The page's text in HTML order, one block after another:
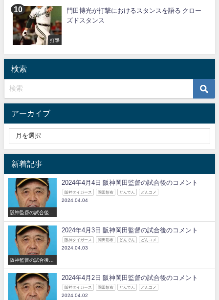
打撃
門田博光が打撃におけるスタンスを語る クロー
ズドスタンス
検索
アーカイブ
新着記事
阪神監督の試合後の
2024年4月4日 阪神岡田監督の試合後のコメント
阪神タイガース 岡田彰布 どんでん どんコメ
2024.04.04
阪神監督の試合後の
2024年4月3日 阪神岡田監督の試合後のコメント
阪神タイガース 岡田彰布 どんでん どんコメ
2024.04.03
2024年4月2日 阪神岡田監督の試合後のコメント
阪神タイガース 岡田彰布 どんでん どんコメ
2024.04.02